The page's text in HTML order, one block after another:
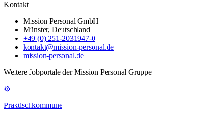
Kontakt
Mission Personal GmbH
Münster, Deutschland
+49 (0) 251-2031947-0
kontakt@mission-personal.de
mission-personal.de
Weitere Jobportale der Mission Personal Gruppe
⚙
Praktischkommune